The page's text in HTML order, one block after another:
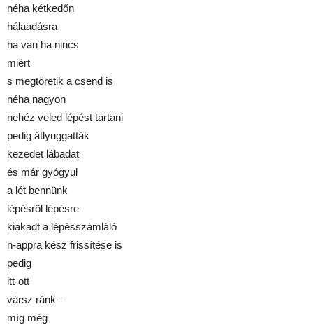
néha kétkedőn
hálaadásra
ha van ha nincs
miért
s megtöretik a csend is
néha nagyon
nehéz veled lépést tartani
pedig átlyuggatták
kezedet lábadat
és már gyógyul
a lét bennünk
lépésről lépésre
kiakadt a lépésszámláló
n-appra kész frissítése is
pedig
itt-ott
vársz ránk –
míg még